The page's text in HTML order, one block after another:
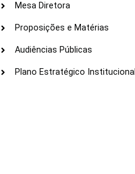
Mesa Diretora
Proposições e Matérias
Audiências Públicas
Plano Estratégico Institucional